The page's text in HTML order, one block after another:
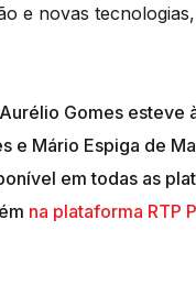
e novas
Gomes esteve
e Mário Espiga de
em todas as
na plataforma RTP